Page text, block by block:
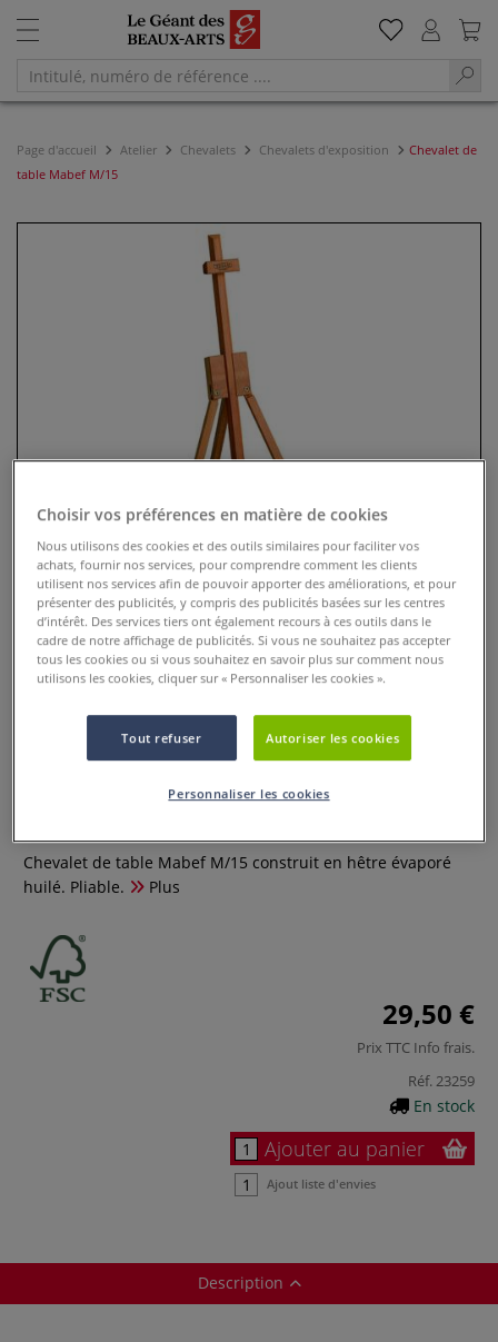
Page d'accueil Atelier Chevalets Chevalets d'exposition
Chevalet de
table Mabef M/15
Chevalet de table Mabef M/15 construit en hêtre évaporé
huilé. Pliable.
Plus
29,50 €
Prix TTC Info frais.
Réf.23259
En stock
Ajouter au panier
Ajout liste d'envies
Description
Choisir vos préférences en matière de cookies
Nous utilisons des cookies et des outils similaires pour faciliter vos
achats, fournir nos services, pour comprendre comment les clients
utilisent nos services afin de pouvoir apporter des améliorations, et pour
présenter des publicités, y compris des publicités basées sur les centres
d’intérêt. Des services tiers ont également recours à ces outils dans le
cadre de notre affichage de publicités. Si vous ne souhaitez pas accepter
tous les cookies ou si vous souhaitez en savoir plus sur comment nous
utilisons les cookies, cliquer sur « Personnaliser les cookies ».
Tout refuser Autoriser les cookies
Personnaliser les cookies